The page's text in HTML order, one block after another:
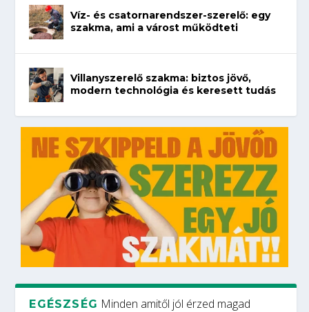
Víz- és csatornarendszer-szerelő: egy
szakma, ami a várost működteti
Villanyszerelő szakma: biztos jövő,
modern technológia és keresett tudás
EGÉSZSÉG Minden amitől jól érzed magad